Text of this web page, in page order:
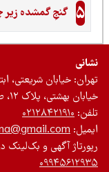
گنجِ گمشده زیر چرخ
خیابان شریعتی، ابتدای
بهشتی، پلاک ۱۲، طبقه سوم، واحد ۵
۰۲۱۲۸۴۲۱۹۱۰
آگهی و بک‌لینک در